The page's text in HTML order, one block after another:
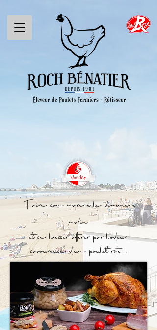
Faire son marché le dimanche
matin
et se laisser attirer par l’odeur
savoureuse d’un poulet rôti...